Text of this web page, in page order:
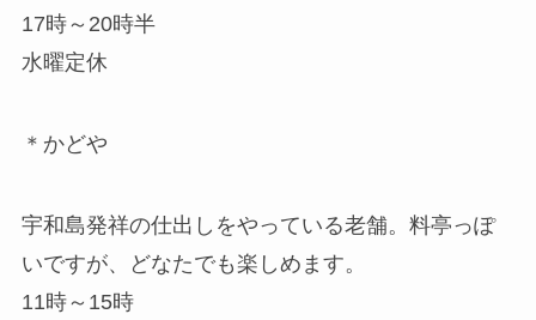
17時～20時半
水曜定休
＊かどや
宇和島発祥の仕出しをやっている老舗。料亭っぽ
いですが、どなたでも楽しめます。
11時～15時